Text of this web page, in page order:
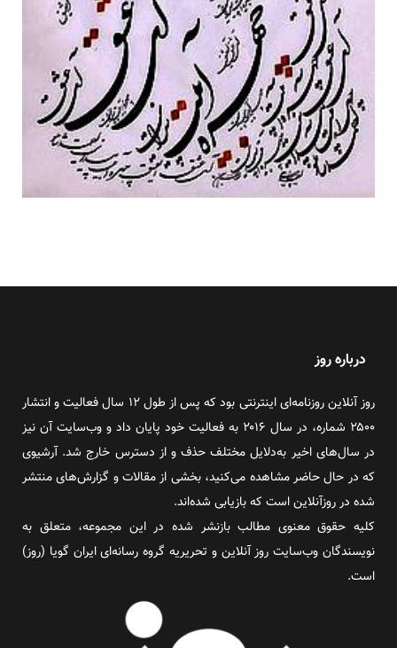
درباره روز
روز آنلاین روزنامه‌ای اینترنتی بود که پس از طول ۱۲ سال فعالیت و انتشار
۲۵۰۰ شماره، در سال ۲۰۱۶ به فعالیت خود پایان داد و وب‌سایت آن نیز
در سال‌های اخیر به‌دلایل مختلف حذف و از دسترس خارج شد. آرشیوی
که در حال حاضر مشاهده می‌کنید، بخشی از مقالات و گزارش‌های منتشر
شده در روزآنلاین است که بازیابی شده‌اند.
کلیه حقوق معنوی مطالب بازنشر شده در این مجموعه، متعلق به
نویسندگان وب‌سایت روز آنلاین و تحریریه گروه رسانه‌ای ایران گویا (روز)
است.